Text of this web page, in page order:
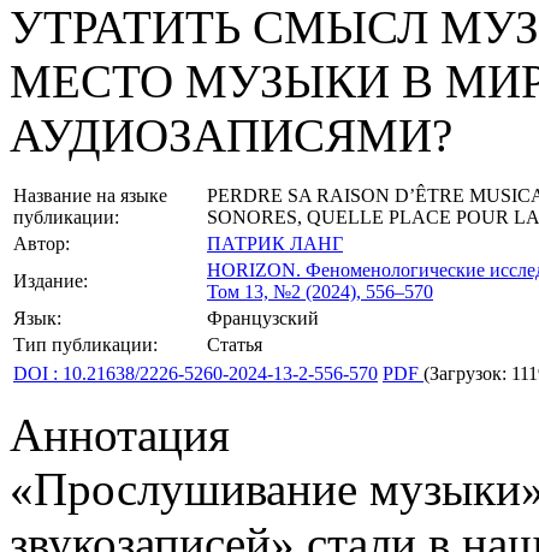
УТРАТИТЬ СМЫСЛ
МЕСТО МУЗЫКИ В
АУДИОЗАПИСЯМИ?
Название на языке
публикации:
PERDRE SA RAISON D’ÊTRE
SONORES, QUELLE PLACE POUR
Автор:
ПАТРИК ЛАНГ
Издание:
HORIZON. Феноменологические
Том 13, №2 (2024), 556–570
Язык:
Французский
Тип публикации:
Статья
DOI : 10.21638/2226-5260-2024-13-2-556-570 PDF (Загрузок:
Аннотация
«Прослушивание